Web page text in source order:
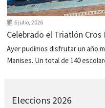
6 julio, 2026
Celebrado el Triatlón Cros
Ayer pudimos disfrutar un año
Manises. Un total de 140
Eleccions 2026